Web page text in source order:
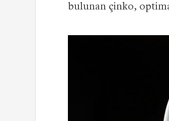
bulunan çinko,